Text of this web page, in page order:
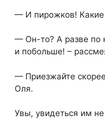
— И пирожков!
— Он-то? А разве по
и побольше! –
— Приезжайте
Оля.
Увы, увидеться им